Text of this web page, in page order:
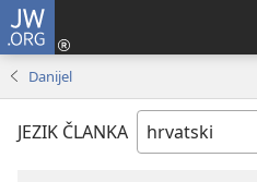
JW.ORG
Danijel
JEZIK ČLANKA